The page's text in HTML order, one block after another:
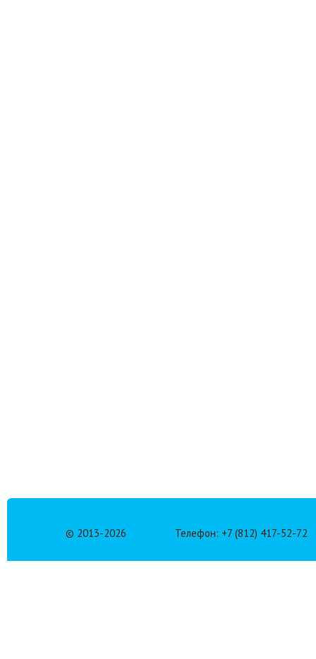
© 2013-2026 Телефон: +7 (812) 417-52-72